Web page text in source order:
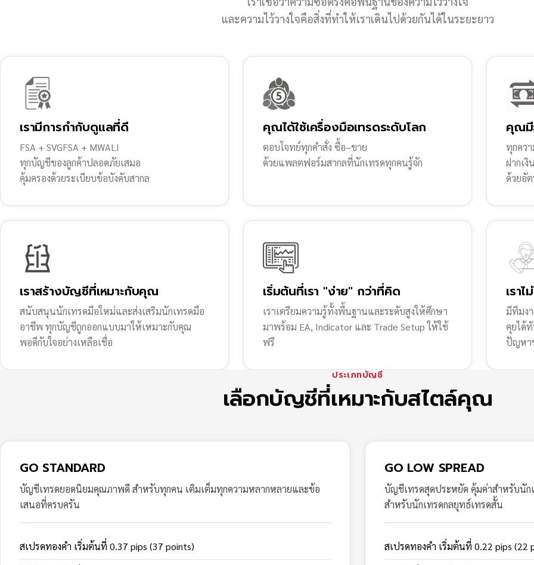
และความไว้วางใจคือสิ่งที่ทำให้เราเดินไปด้วยกันได้ในระยะยาว
เรามีการกำกับดูแลที่ดี
FSA + SVGFSA + MWALI
ทุกบัญชีของลูกค้าปลอดภัยเสมอ
คุ้มครองด้วยระเบียบข้อบังคับสากล
คุณได้ใช้เครื่องมือเทรดระดับโลก
ตอบโจทย์ทุกคำสั่ง ซื้อ–ขาย
ด้วยแพลตฟอร์มสากลที่นักเทรดทุกคนรู้จัก
คุณมี
ทุกควา
ฝากเงิ
ด้วยอั
เราสร้างบัญชีที่เหมาะกับคุณ
สนับสนุนนักเทรดมือใหม่และส่งเสริมนักเทรดมือ
อาชีพ ทุกบัญชีถูกออกแบบมาให้เหมาะกับคุณ
พอดีกับใจอย่างเหลือเชื่อ
เริ่มต้นที่เรา "ง่าย" กว่าที่คิด
เราเตรียมความรู้ทั้งพื้นฐานและระดับสูงให้ศึกษา
มาพร้อม EA, Indicator และ Trade Setup ให้ใช้
ฟรี
เรา
มีทีมง
คุยได้
ปัญหา
ประเภทบัญชี
เลือกบัญชีที่เหมาะกับสไตล์คุณ
GO STANDARD
บัญชีเทรดยอดนิยมคุณภาพดี สำหรับทุกคน เติมเต็มทุกความหลากหลายและข้อ
เสนอที่ครบครัน
สเปรดทองคำ เริ่มต้นที่ 0.37 pips (37 points)
GO LOW SPREAD
บัญชีเทรดสุดประหยัด คุ้มค่าสำหรับนัก
สำหรับนักเทรดกลยุทธ์เทรดสั้น
สเปรดทองคำ เริ่มต้นที่ 0.22 pips (22